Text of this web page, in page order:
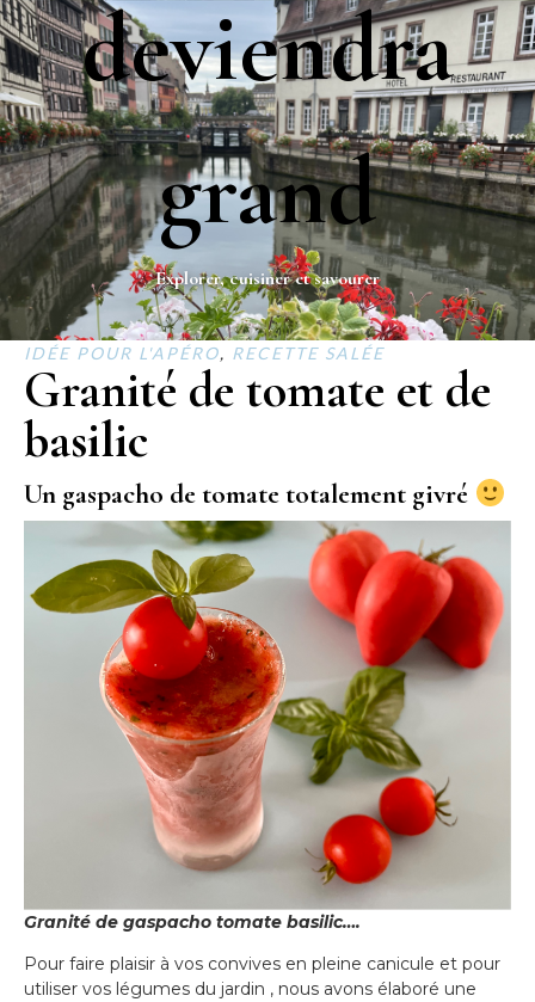
deviendra
grand
Explorer, cuisiner et savourer
IDÉE POUR L'APÉRO, RECETTE SALÉE
Granité de tomate et de
basilic
Un gaspacho de tomate totalement givré
Granité de gaspacho tomate basilic….
Pour faire plaisir à vos convives en pleine canicule et pour
utiliser vos légumes du jardin , nous avons élaboré une